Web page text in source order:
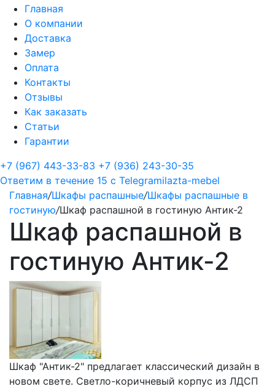
Главная
О компании
Доставка
Замер
Оплата
Контакты
Отзывы
Как заказать
Статьи
Гарантии
+7 (967) 443-33-83 +7 (936) 243-30-35
Ответим в течение 15 с Telegramilazta-mebel
Главная/Шкафы распашные/Шкафы распашные в
гостиную/Шкаф распашной в гостиную Антик-2
Шкаф распашной в
гостиную Антик-2
Шкаф "Антик-2" предлагает классический дизайн в
новом свете. Светло-коричневый корпус из ЛДСП